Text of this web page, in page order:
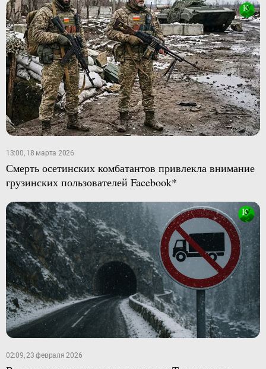
13:00, 18 марта 2026
Смерть осетинских комбатантов привлекла внимание
грузинских пользователей Facebook*
02:09, 23 февраля 2026